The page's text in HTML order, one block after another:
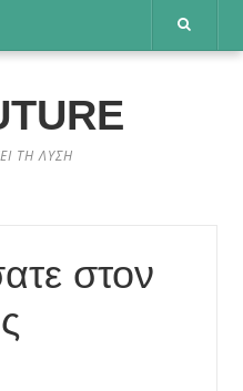
ΤΗ ΛΥΣΗ
στον